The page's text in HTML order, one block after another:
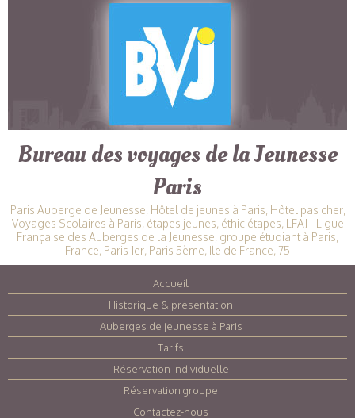
Bureau des voyages de la Jeunesse
Paris
Paris Auberge de Jeunesse, Hôtel de jeunes à Paris, Hôtel pas cher,
Voyages Scolaires à Paris, étapes jeunes, éthic étapes, LFAJ - Ligue
Française des Auberges de la Jeunesse, groupe étudiant à Paris,
France, Paris 1er, Paris 5ème, Ile de France, 75
Accueil
Historique & présentation
Auberges de jeunesse à Paris
Tarifs
Réservation individuelle
Réservation groupe
Contactez-nous